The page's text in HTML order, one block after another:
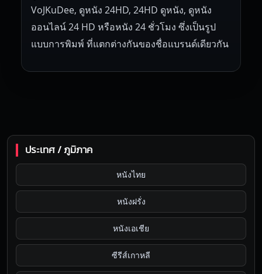
VoJKuDee, ดูหนัง 24HD, 24HD ดูหนัง, ดูหนัง
ออนไลน์ 24 HD หรือหนัง 24 ชั่วโมง ซึ่งเป็นรูป
แบบการพิมพ์ ที่แตกต่างกันของชื่อแบรนด์เดียวกัน
ประเทศ / ภูมิภาค
หนังไทย
หนังฝรั่ง
หนังเอเชีย
ซีรีส์เกาหลี